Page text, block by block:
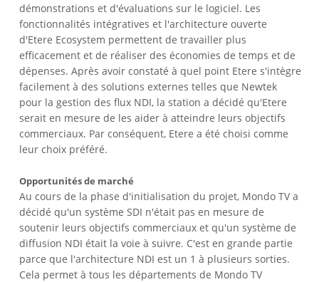
démonstrations et d'évaluations sur le logiciel. Les
fonctionnalités intégratives et l'architecture ouverte
d'Etere Ecosystem permettent de travailler plus
efficacement et de réaliser des économies de temps et de
dépenses. Après avoir constaté à quel point Etere s'intègre
facilement à des solutions externes telles que Newtek
pour la gestion des flux NDI, la station a décidé qu'Etere
serait en mesure de les aider à atteindre leurs objectifs
commerciaux. Par conséquent, Etere a été choisi comme
leur choix préféré.
Opportunités de marché
Au cours de la phase d'initialisation du projet, Mondo TV a
décidé qu'un système SDI n'était pas en mesure de
soutenir leurs objectifs commerciaux et qu'un système de
diffusion NDI était la voie à suivre. C'est en grande partie
parce que l'architecture NDI est un 1 à plusieurs sorties.
Cela permet à tous les départements de Mondo TV